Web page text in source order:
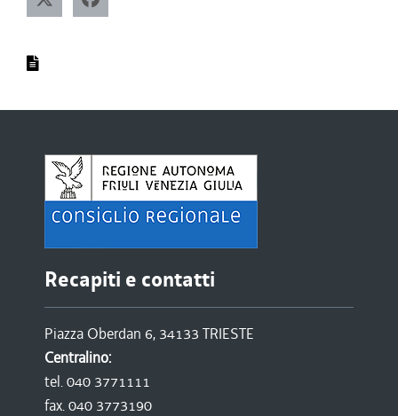
Recapiti e contatti
Piazza Oberdan 6, 34133 TRIESTE
Centralino:
tel. 040 3771111
fax. 040 3773190